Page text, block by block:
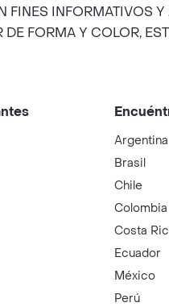
FINES INFORMATIVOS
FORMA Y COLOR,
Argentina
Brasil
Chile
Colombia
Costa
Ecuador
México
Perú